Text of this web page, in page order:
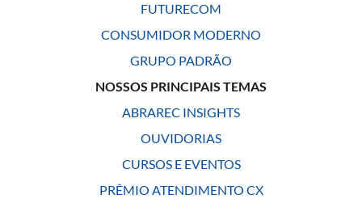
FUTURECOM
CONSUMIDOR MODERNO
GRUPO PADRÃO
NOSSOS PRINCIPAIS TEMAS
ABRAREC INSIGHTS
OUVIDORIAS
CURSOS E EVENTOS
PRÊMIO ATENDIMENTO CX